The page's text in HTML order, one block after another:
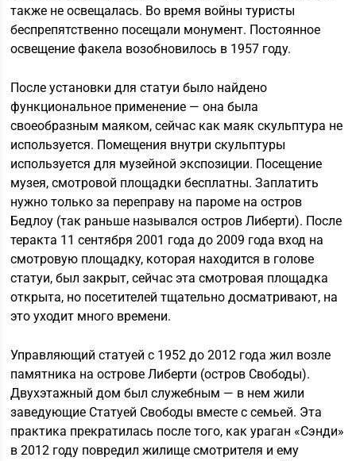
также не освещалась. Во время войны туристы
беспрепятственно посещали монумент. Постоянное
освещение факела возобновилось в 1957 году.
После установки для статуи было найдено
функциональное применение — она была
своеобразным маяком, сейчас как маяк скульптура не
используется. Помещения внутри скульптуры
используется для музейной экспозиции. Посещение
музея, смотровой площадки бесплатны. Заплатить
нужно только за переправу на пароме на остров
Бедлоу (так раньше назывался остров Либерти). После
теракта 11 сентября 2001 года до 2009 года вход на
смотровую площадку, которая находится в голове
статуи, был закрыт, сейчас эта смотровая площадка
открыта, но посетителей тщательно досматривают, на
это уходит много времени.
Управляющий статуей с 1952 до 2012 года жил возле
памятника на острове Либерти (остров Свободы).
Двухэтажный дом был служебным — в нем жили
заведующие Статуей Свободы вместе с семьей. Эта
практика прекратилась после того, как ураган «Сэнди»
в 2012 году повредил жилище смотрителя и ему